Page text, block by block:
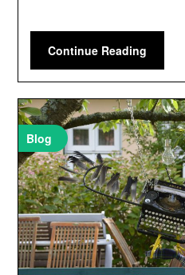
Continue Reading
Blog